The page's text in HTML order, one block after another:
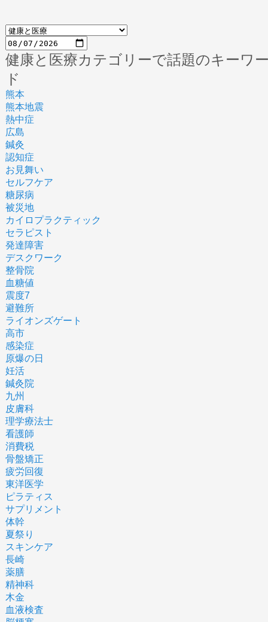
健康と医療カテゴリーで話題のキーワ
ド
熊本
熊本地震
熱中症
広島
鍼灸
認知症
お見舞い
セルフケア
糖尿病
被災地
カイロプラクティック
セラピスト
発達障害
デスクワーク
整骨院
血糖値
震度7
避難所
ライオンズゲート
高市
感染症
原爆の日
妊活
鍼灸院
九州
皮膚科
理学療法士
看護師
消費税
骨盤矯正
疲労回復
東洋医学
ピラティス
サプリメント
体幹
夏祭り
スキンケア
長崎
薬膳
精神科
木金
血液検査